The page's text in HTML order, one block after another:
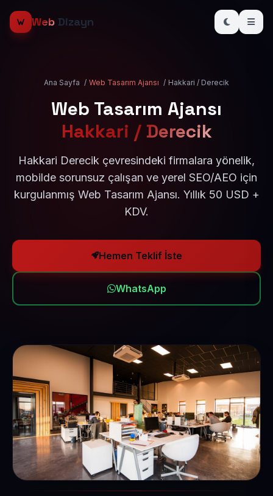
Web Dizayn
Ana Sayfa / Web Tasarım Ajansı / Hakkari / Derecik
Web Tasarım Ajansı
Hakkari / Derecik
Hakkari Derecik çevresindeki firmalara yönelik,
mobilde sorunsuz çalışan ve yerel SEO/AEO için
kurgulanmış Web Tasarım Ajansı. Yıllık 50 USD +
KDV.
Hemen Teklif İste
WhatsApp